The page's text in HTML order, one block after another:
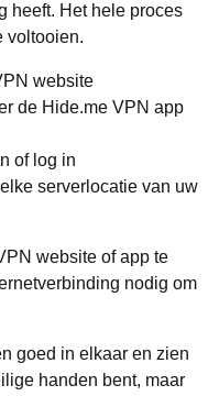
heeft. Het hele proces
voltooien.
website
de Hide.me VPN app
of log in
serverlocatie van uw
website of app te
nodig om
goed in elkaar en zien
handen bent, maar